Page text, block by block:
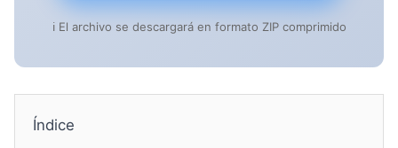
ℹ️ El archivo se descargará en formato ZIP comprimido
Índice